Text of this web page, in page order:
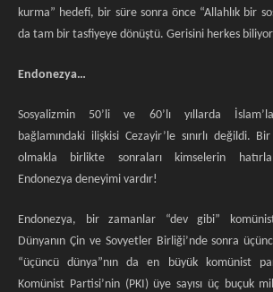
kurma” hedefi, bir süre sonra önce “Allahlık bir
da tam bir tasfiyeye dönüştü. Gerisini herkes
Endonezya…
Sosyalizmin 50’li ve 60’lı yıllarda
bağlamındaki ilişkisi Cezayir’le sınırlı değildi.
olmakla birlikte sonraları kimselerin
Endonezya deneyimi vardır!
Endonezya, bir zamanlar “dev gibi”
Dünyanın Çinve Sovyetler Birliği’nde sonra
“üçüncü dünya”nın da en büyük komünist
Komünist Partisi’nin (PKI) üye sayısı üç buçuk